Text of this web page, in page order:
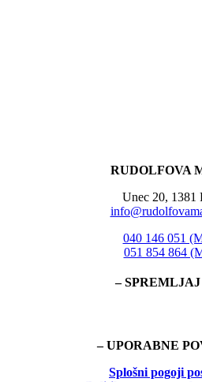
RUDOLFOVA
Unec 20, 1381
040 146 051
051 854 864
– SPREMLJAJ
– UPORABNE
Splošni pogoji